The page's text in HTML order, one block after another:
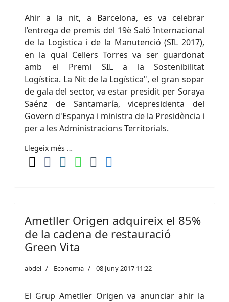
Ahir a la nit, a Barcelona, es va celebrar
l’entrega de premis del 19è Saló Internacional
de la Logística i de la Manutenció (SIL 2017),
en la qual Cellers Torres va ser guardonat
amb el Premi SIL a la Sostenibilitat
Logística. La Nit de la Logística", el gran sopar
de gala del sector, va estar presidit per Soraya
Saénz de Santamaría, vicepresidenta del
Govern d'Espanya i ministra de la Presidència i
per a les Administracions Territorials.
Llegeix més …
Ametller Origen adquireix el 85%
de la cadena de restauració
Green Vita
abdel Economia 08 Juny 2017 11:22
El Grup Ametller Origen va anunciar ahir la